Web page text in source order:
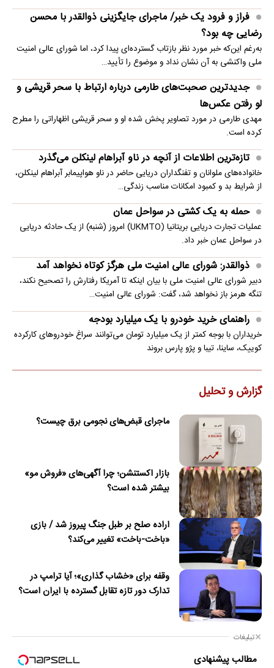
فراز و فرود یک خبر/ ماجرای جایگزینی ذوالقدر با محسن
رضایی چه بود؟
به‌رغم این‌که خبر مورد نظر بازتاب گسترده‌ای پیدا کرد، اما شورای عالی امنیت
ملی واکنشی به آن نشان نداد و موضوع را تأیید…
جدیدترین صحبت‌های طارمی درباره ارتباط با سحر قریشی و
لو رفتن عکس‌ها
مهدی طارمی در مورد تصاویر پخش شده او و سحر قریشی اظهاراتی را مطرح
کرده است.
تازه‌ترین اطلاعات از آنچه در ناو آبراهام لینکلن می‌گذرد
خانواده‌های ملوانان و تفنگداران دریایی حاضر در ناو هواپیمابر آبراهام لینکلن،
از شرایط بد و کمبود امکانات مناسب زندگی…
حمله به یک کشتی در سواحل عمان
عملیات تجارت دریایی بریتانیا (UKMTO) امروز (شنبه) از یک حادثه دریایی
در سواحل عمان خبر داد.
ذوالقدر: شورای عالی امنیت ملی هرگز کوتاه نخواهد آمد
دبیر شورای عالی امنیت ملی با بیان اینکه تا آمریکا رفتارش را تصحیح نکند،
تنگه هرمز باز نخواهد شد، گفت: شورای عالی امنیت…
راهنمای خرید خودرو با یک میلیارد بودجه
خریداران با بوجه کمتر از یک میلیارد تومان می‌توانند سراغ خودروهای کارکرده
کوییک، ساینا، تیبا و پژو پارس بروند
گزارش و تحلیل
ماجرای قبض‌های نجومی برق چیست؟
بازار اکستنشن؛ چرا آگهی‌های «فروش مو»
بیشتر شده است؟
اراده صلح بر طبل جنگ پیروز شد / بازی
«باخت-باخت» تغییر می‌کند؟
وقفه برای «خشاب گذاری»؛ آیا ترامپ در
تدارک دور تازه تقابل گسترده با ایران است؟
تبلیغات
مطالب پیشنهادی